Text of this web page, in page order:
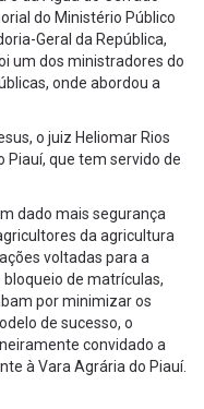
do Ministério Público
Geral da República,
um dos ministradores do
onde abordou a
o juiz Heliomar Rios
que tem servido de
dado mais segurança
da agricultura
voltadas para a
de matrículas,
por minimizar os
de sucesso, o
convidado a
à Vara Agrária do Piauí.